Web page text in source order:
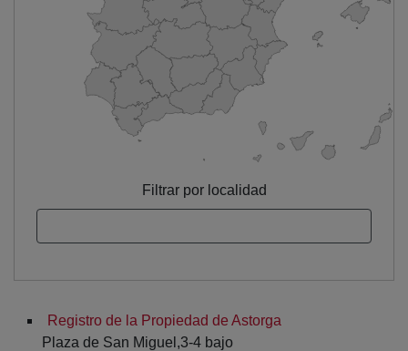
Filtrar por localidad
Registro de la Propiedad de Astorga
Plaza de San Miguel,3-4 bajo